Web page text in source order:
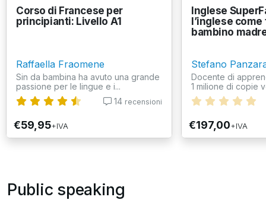
Corso di Francese per
principianti: Livello A1
Raffaella Fraomene
Sin da bambina ha avuto una grande
passione per le lingue e i...
14 recensioni
€59,95+IVA
Inglese
l’inglese
bambino
Stefano
Docente di
1 milione di copie
€197,00+IVA
Public speaking